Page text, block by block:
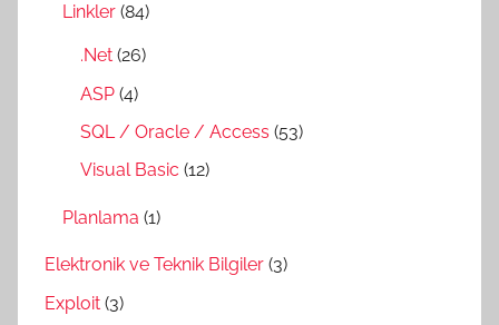
Linkler (84)
.Net (26)
ASP (4)
SQL / Oracle / Access (53)
Visual Basic (12)
Planlama (1)
Elektronik ve Teknik Bilgiler (3)
Exploit (3)